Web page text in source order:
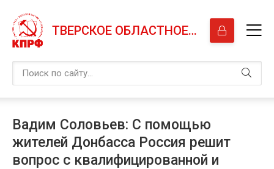
ТВЕРСКОЕ ОБЛАСТНОЕ ОТДЕЛЕНИЕ КПРФ
Вадим Соловьев: С помощью
жителей Донбасса Россия решит
вопрос с квалифицированной и